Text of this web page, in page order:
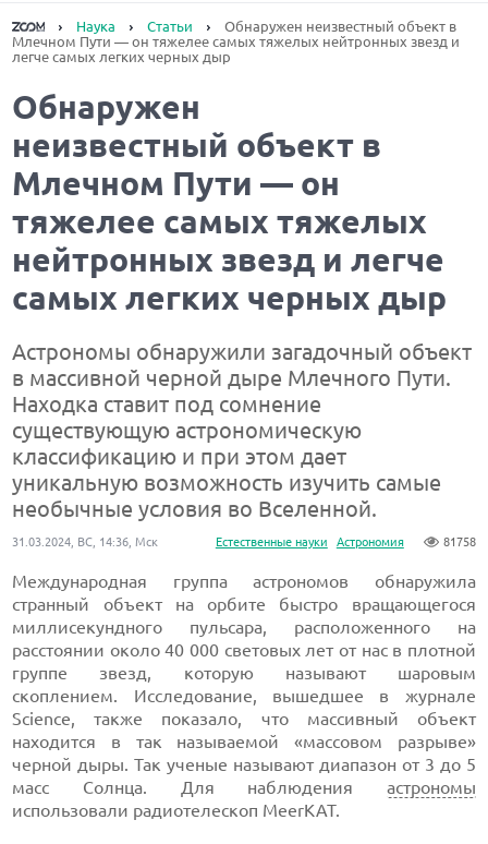
Наука Статьи
Обнаружен неизвестный объект в
Млечном Пути — он тяжелее самых тяжелых нейтронных звезд и
легче самых легких черных дыр
Обнаружен
неизвестный объект в
Млечном Пути — он
тяжелее самых тяжелых
нейтронных звезд и легче
самых легких черных дыр
Астрономы обнаружили загадочный объект
в массивной черной дыре Млечного Пути.
Находка ставит под сомнение
существующую астрономическую
классификацию и при этом дает
уникальную возможность изучить самые
необычные условия во Вселенной.
Естественные науки Астрономия 81758
31.03.2024, ВС, 14:36, Мск
Международная группа астрономов обнаружила
странный объект на орбите быстро вращающегося
миллисекундного пульсара, расположенного на
расстоянии около 40 000 световых лет от нас в плотной
группе звезд, которую называют шаровым
скоплением. Исследование, вышедшее в журнале
Science, также показало, что массивный объект
находится в так называемой «массовом разрыве»
черной дыры. Так ученые называют диапазон от 3 до 5
масс Солнца. Для наблюдения астрономы
использовали радиотелескоп MeerKAT.